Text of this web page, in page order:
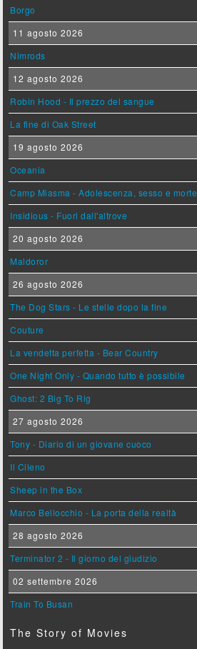
Borgo
11 agosto 2026
Nimrods
12 agosto 2026
Robin Hood - Il prezzo del sangue
La fine di Oak Street
19 agosto 2026
Oceania
Camp Miasma - Adolescenza, sesso e morte
Insidious - Fuori dall'altrove
20 agosto 2026
Maldoror
26 agosto 2026
The Dog Stars - Le stelle dopo la fine
Couture
La vendetta perfetta - Bear Country
One Night Only - Quando tutto è possibile
Ghost: 2 Big To Rig
27 agosto 2026
Tony - Diario di un giovane cuoco
Il Cileno
Sheep in the Box
Marco Bellocchio - La porta della realtà
28 agosto 2026
Terminator 2 - Il giorno del giudizio
02 settembre 2026
Train To Busan
The Story of Movies